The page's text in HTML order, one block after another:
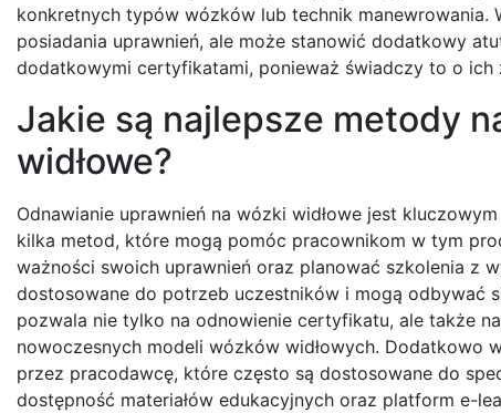
konkretnych typów wózków lub technik
posiadania uprawnień, ale może stanowić dodatkowy
dodatkowymi certyfikatami, ponieważ świadczy to o ich
Jakie są najlepsze metody
widłowe?
Odnawianie uprawnień na wózki widłowe jest
kilka metod, które mogą pomóc pracownikom w tym
ważności swoich uprawnień oraz planować szkolenia z
dostosowane do potrzeb uczestników i mogą odbywać
pozwala nie tylko na odnowienie certyfikatu, ale także
nowoczesnych modeli wózków widłowych.
przez pracodawcę, które często są dostosowane do
dostępność materiałów edukacyjnych oraz platform e-